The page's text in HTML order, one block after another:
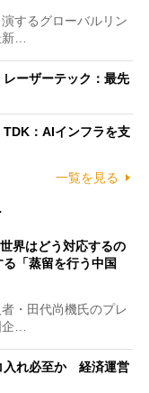
するグローバルリン
…
レーザーテック：最先
TDK：AIインフラを支
一覧を見る
界はどう対応するの
「蒸留を行う中国
・田代尚機氏のプレ
…
入れ必至か 経済運営